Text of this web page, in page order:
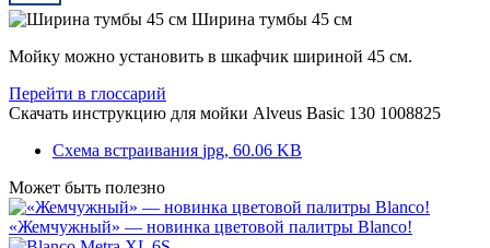
Ширина тумбы 45 см
Мойку можно установить в шкафчик шириной 45 см.
Перейти в глоссарий
Скачать инструкцию для мойки Alveus Basic 130 1008825
Схема встраивания jpg, 60.06 KB
Может быть полезно
«Жемчужный» — новинка цветовой палитры Blanco!